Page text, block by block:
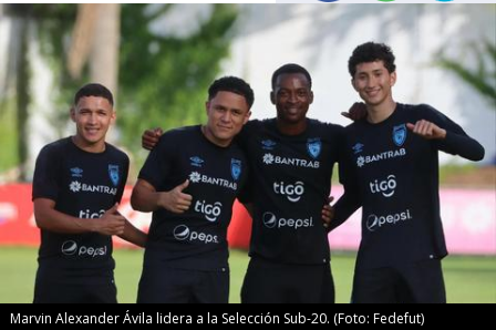
Marvin Alexander Ávila lidera a la Selección Sub-20. (Foto: Fedefut)